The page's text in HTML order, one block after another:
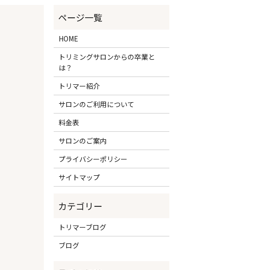
HOME
トリミングサロンからの卒業と
は？
トリマー紹介
サロンのご利用について
料金表
サロンのご案内
プライバシーポリシー
サイトマップ
トリマーブログ
ブログ